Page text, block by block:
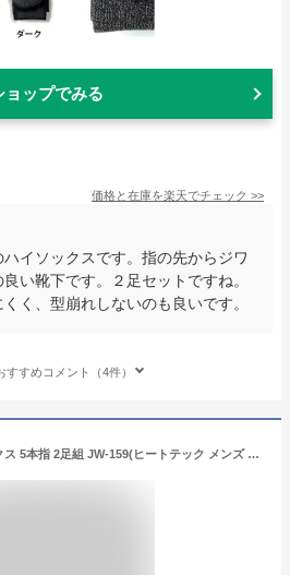
ョップでみる
価格と在庫を楽天でチェック >>
イソックスです。指の先からジワ
い靴下です。２足セットですね。
く、型崩れしないのも良いです。
すすめコメント（4件）
おたふく サーモソックス 5本指 2足組 JW-159(ヒートテック メンズ ソックス 防寒 靴下 くつした くつ下 インナー 保温 防寒着 靴下 無地)